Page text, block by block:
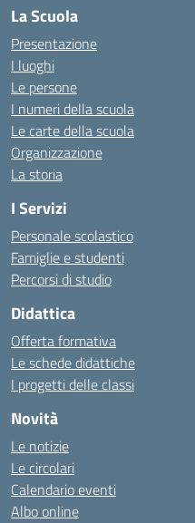
La Scuola
Presentazione
I luoghi
Le persone
I numeri della scuola
Le carte della scuola
Organizzazione
La storia
I Servizi
Personale scolastico
Famiglie e studenti
Percorsi di studio
Didattica
Offerta formativa
Le schede didattiche
I progetti delle classi
Novità
Le notizie
Le circolari
Calendario eventi
Albo online